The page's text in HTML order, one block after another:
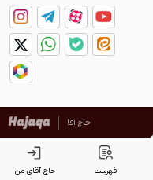
فهرست حاج آقای من
حاج آقا